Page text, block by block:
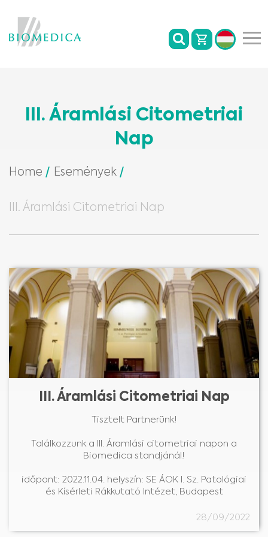
III. Áramlási Citometriai
Nap
Home Események
III. Áramlási Citometriai Nap
III. Áramlási Citometriai Nap
Tisztelt Partnerünk!
Találkozzunk a III. Áramlási citometriai napon a
Biomedica standjánál!
időpont: 2022.11.04. helyszín: SE ÁOK I. Sz. Patológiai
és Kísérleti Rákkutató Intézet, Budapest
28/09/2022